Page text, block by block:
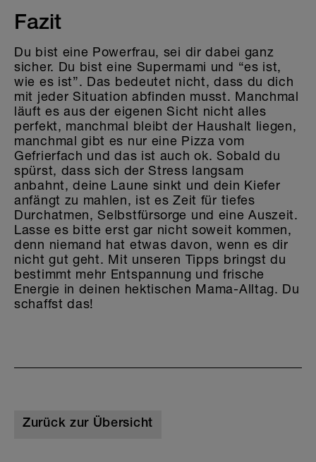
Fazit
Du bist eine Powerfrau, sei dir dabei ganz
sicher. Du bist eine Supermami und “es ist,
wie es ist”. Das bedeutet nicht, dass du dich
mit jeder Situation abfinden musst. Manchmal
läuft es aus der eigenen Sicht nicht alles
perfekt, manchmal bleibt der Haushalt liegen,
manchmal gibt es nur eine Pizza vom
Gefrierfach und das ist auch ok. Sobald du
spürst, dass sich der Stress langsam
anbahnt, deine Laune sinkt und dein Kiefer
anfängt zu mahlen, ist es Zeit für tiefes
Durchatmen, Selbstfürsorge und eine Auszeit.
Lasse es bitte erst gar nicht soweit kommen,
denn niemand hat etwas davon, wenn es dir
nicht gut geht. Mit unseren Tipps bringst du
bestimmt mehr Entspannung und frische
Energie in deinen hektischen Mama-Alltag. Du
schaffst das!
Zurück zur Übersicht